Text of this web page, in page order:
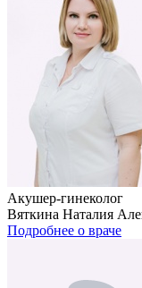
Акушер-гинеколог
Вяткина Наталия
Подробнее о враче